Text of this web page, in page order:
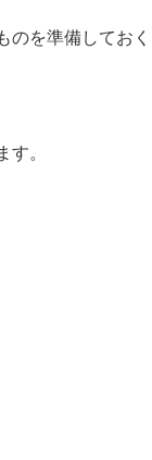
のを準備しておく
。